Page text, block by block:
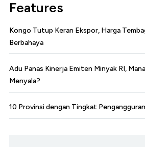
Features
Kongo Tutup Keran Ekspor, Harga
Berbahaya
Adu Panas Kinerja Emiten Minyak RI,
Menyala?
10 Provinsi dengan Tingkat